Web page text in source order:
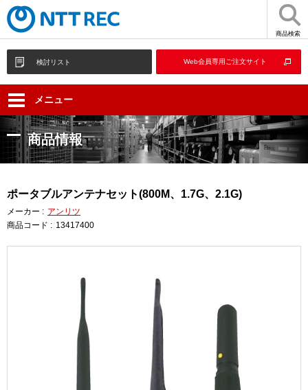
商品検索
検討リスト Web会員専用ご注文サイト
メニュー
商品情報
ポータブルアンテナセット(800M、1.7G、2.1G)
メーカー : アンリツ
商品コード : 13417400